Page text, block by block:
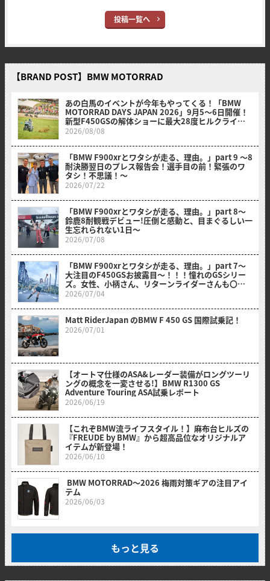
投稿一覧へ
【BRAND POST】BMW MOTORRAD
あの白馬のイベントが今年もやってくる！「BMW
MOTORRAD DAYS JAPAN 2026」9月5〜6日開催！
新型F450GSの解体ショーに最大28度ヒルクライム
も必見！
2026/08/08
「BMW F900xrとワタシが走る、理由。」part 9 〜8
耐決勝翌日のプレス報告会！選手目の前！緊張のワ
タシ！不思議！〜
2026/07/22
「BMW F900xrとワタシが走る、理由。」part 8〜
鈴鹿8耐観戦デビュー!圧倒と感動と、目まぐるしい一
生忘れられない1日〜
2026/07/08
「BMW F900xrとワタシが走る、理由。」part 7～
大注目のF450GSお披露目～！！！憧れのGSシリー
ズ。女性、小柄さん、リターンライダーさんも〇〇
のおかげでスイスイ乗れそうだ？！～
2026/07/04
Matt RiderJapan のBMW F 450 GS 国際試乗記！
2026/07/01
【オートマ仕様のASA&レーダー装備がロングツーリ
ングの概念を一変させる!】BMW R1300 GS
Adventure Touring ASA試乗レポート
2026/06/19
【これぞBMW流ライフスタイル！】麻布台ヒルズの
『FREUDE by BMW』から超高品位なオリジナルア
イテムが新登場！
2026/06/10
BMW MOTORRAD〜2026 梅雨対策ギアの注目アイ
テム
2026/06/03
もっと見る